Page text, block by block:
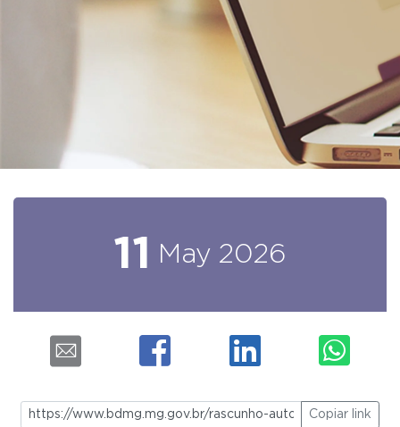
11 May 2026
Copiar link